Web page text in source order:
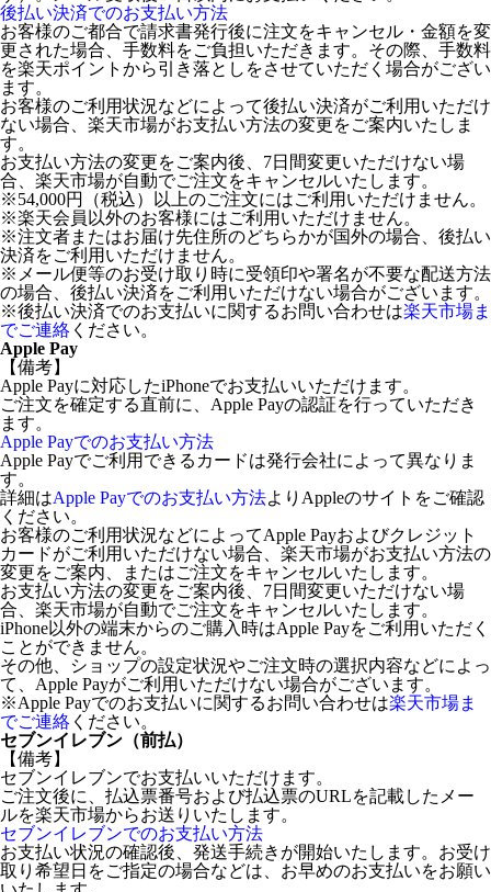
後払い決済でのお支払い方法
お客様のご都合で請求書発行後に注文をキャンセル・金額を変
更された場合、手数料をご負担いただきます。その際、手数料
を楽天ポイントから引き落としをさせていただく場合がござい
ます。
お客様のご利用状況などによって後払い決済がご利用いただけ
ない場合、楽天市場がお支払い方法の変更をご案内いたしま
す。
お支払い方法の変更をご案内後、7日間変更いただけない場
合、楽天市場が自動でご注文をキャンセルいたします。
※54,000円（税込）以上のご注文にはご利用いただけません。
※楽天会員以外のお客様にはご利用いただけません。
※注文者またはお届け先住所のどちらかが国外の場合、後払い
決済をご利用いただけません。
※メール便等のお受け取り時に受領印や署名が不要な配送方法
の場合、後払い決済をご利用いただけない場合がございます。
※後払い決済でのお支払いに関するお問い合わせは楽天市場ま
でご連絡 ください。
Apple Pay
【備考】
Apple Payに対応したiPhoneでお支払いいただけます。
ご注文を確定する直前に、Apple Payの認証を行っていただき
ます。
Apple Payでのお支払い方法
Apple Payでご利用できるカードは発行会社によって異なりま
す。
詳細はApple Payでのお支払い方法よりAppleのサイトをご確認
ください。
お客様のご利用状況などによってApple Payおよびクレジット
カードがご利用いただけない場合、楽天市場がお支払い方法の
変更をご案内、またはご注文をキャンセルいたします。
お支払い方法の変更をご案内後、7日間変更いただけない場
合、楽天市場が自動でご注文をキャンセルいたします。
iPhone以外の端末からのご購入時はApple Payをご利用いただく
ことができません。
その他、ショップの設定状況やご注文時の選択内容などによっ
て、Apple Payがご利用いただけない場合がございます。
※Apple Payでのお支払いに関するお問い合わせは楽天市場ま
でご連絡 ください。
セブンイレブン（前払）
【備考】
セブンイレブンでお支払いいただけます。
ご注文後に、払込票番号および払込票のURLを記載したメー
ルを楽天市場からお送りいたします。
セブンイレブンでのお支払い方法
お支払い状況の確認後、発送手続きが開始いたします。お受け
取り希望日をご指定の場合などは、お早めのお支払いをお願い